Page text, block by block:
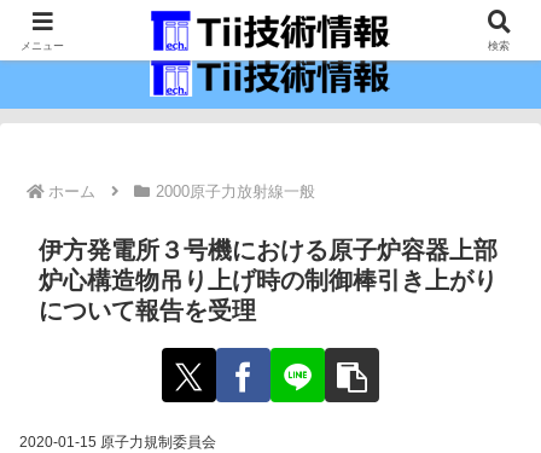
最新の科学技術の情報インフラ。
ホーム 2000原子力放射線一般
伊方発電所３号機における原子炉容器上部
炉心構造物吊り上げ時の制御棒引き上がり
について報告を受理
2020-01-15 原子力規制委員会
メニュー 検索